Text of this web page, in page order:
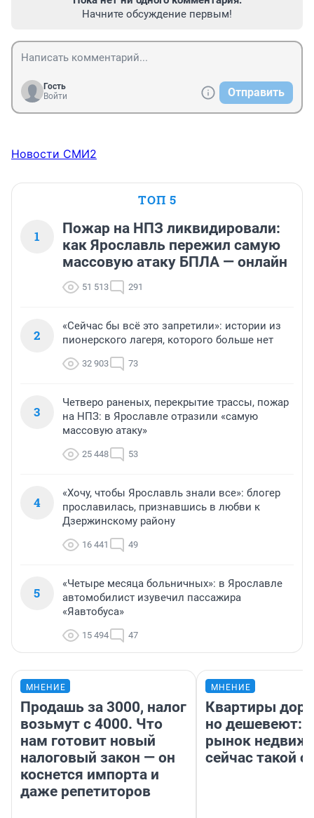
Начните обсуждение первым!
Гость
Войти
Отправить
Новости СМИ2
ТОП 5
1
Пожар на НПЗ ликвидировали:
как Ярославль пережил самую
массовую атаку БПЛА — онлайн
51 513 291
2
«Сейчас бы всё это запретили»: истории из
пионерского лагеря, которого больше нет
32 903 73
3
Четверо раненых, перекрытие трассы, пожар
на НПЗ: в Ярославле отразили «самую
массовую атаку»
25 448 53
4
«Хочу, чтобы Ярославль знали все»: блогер
прославилась, признавшись в любви к
Дзержинскому району
16 441 49
5
«Четыре месяца больничных»: в Ярославле
автомобилист изувечил пассажира
«Яавтобуса»
15 494 47
МНЕНИЕ
Продашь за 3000, налог
возьмут с 4000. Что
нам готовит новый
налоговый закон — он
коснется импорта и
даже репетиторов
МНЕНИЕ
Квартиры
но дешевеют:
рынок
сейчас такой